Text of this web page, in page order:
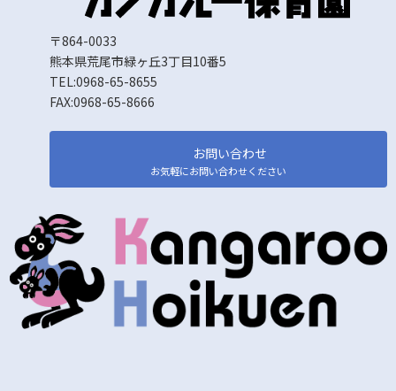
〒864-0033
熊本県荒尾市緑ヶ丘3丁目10番5
TEL:0968-65-8655
FAX:0968-65-8666
お問い合わせ
お気軽にお問い合わせください